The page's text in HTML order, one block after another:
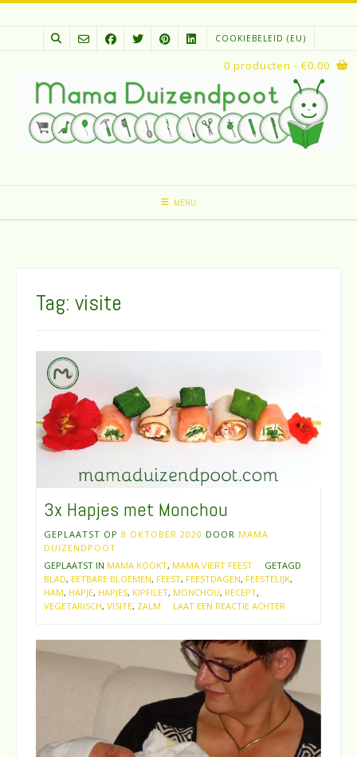
Spring
COOKIEBELEID (EU)
MENU
0 producten - €0.00
Tag: visite
3x Hapjes met Monchou
GEPLAATST OP 8 OKTOBER 2020 DOOR MAMA
DUIZENDPOOT
GEPLAATST IN MAMA KOOKT, MAMA VIERT FEEST
GETAGD
BLAD, EETBARE BLOEMEN, FEEST, FEESTDAGEN, FEESTELIJK,
HAM, HAPJE, HAPJES, KIPFILET, MONCHOU, RECEPT,
VEGETARISCH, VISITE, ZALM LAAT EEN REACTIE ACHTER